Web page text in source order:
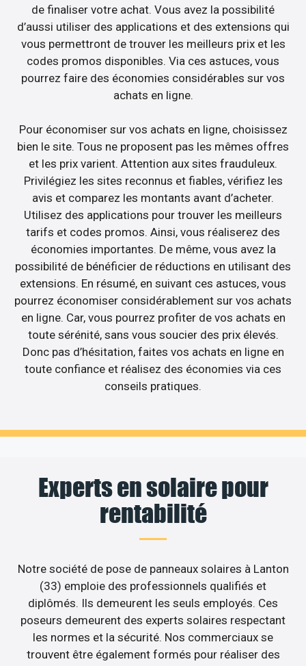
de finaliser votre achat. Vous avez la possibilité
d’aussi utiliser des applications et des extensions qui
vous permettront de trouver les meilleurs prix et les
codes promos disponibles. Via ces astuces, vous
pourrez faire des économies considérables sur vos
achats en ligne.
Pour économiser sur vos achats en ligne, choisissez
bien le site. Tous ne proposent pas les mêmes offres
et les prix varient. Attention aux sites frauduleux.
Privilégiez les sites reconnus et fiables, vérifiez les
avis et comparez les montants avant d’acheter.
Utilisez des applications pour trouver les meilleurs
tarifs et codes promos. Ainsi, vous réaliserez des
économies importantes. De même, vous avez la
possibilité de bénéficier de réductions en utilisant des
extensions. En résumé, en suivant ces astuces, vous
pourrez économiser considérablement sur vos achats
en ligne. Car, vous pourrez profiter de vos achats en
toute sérénité, sans vous soucier des prix élevés.
Donc pas d’hésitation, faites vos achats en ligne en
toute confiance et réalisez des économies via ces
conseils pratiques.
Experts en solaire pour
rentabilité
Notre société de pose de panneaux solaires à Lanton
(33) emploie des professionnels qualifiés et
diplômés. Ils demeurent les seuls employés. Ces
poseurs demeurent des experts solaires respectant
les normes et la sécurité. Nos commerciaux se
trouvent être également formés pour réaliser des